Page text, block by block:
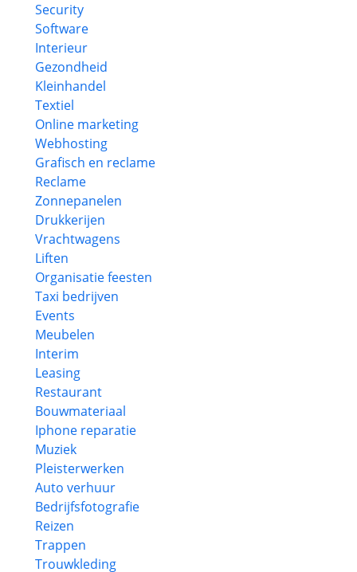
Security
Software
Interieur
Gezondheid
Kleinhandel
Textiel
Online marketing
Webhosting
Grafisch en reclame
Reclame
Zonnepanelen
Drukkerijen
Vrachtwagens
Liften
Organisatie feesten
Taxi bedrijven
Events
Meubelen
Interim
Leasing
Restaurant
Bouwmateriaal
Iphone reparatie
Muziek
Pleisterwerken
Auto verhuur
Bedrijfsfotografie
Reizen
Trappen
Trouwkleding